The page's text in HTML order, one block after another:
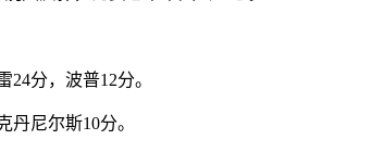
分，波普12分。
丹尼尔斯10分。